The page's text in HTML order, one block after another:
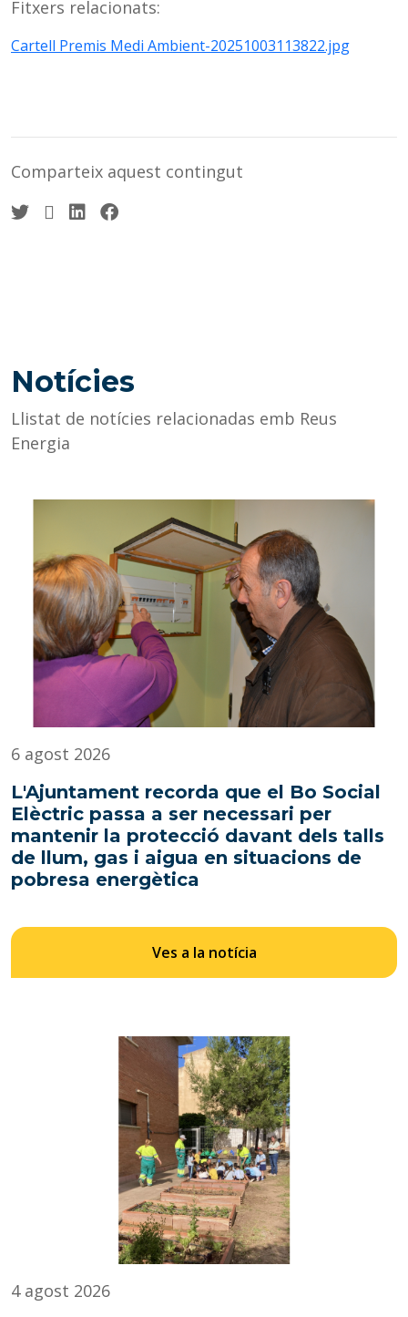
Fitxers relacionats:
Cartell Premis Medi Ambient-20251003113822.jpg
Comparteix aquest contingut
TwitterWhatsApp
LinkedinFacebook
Notícies
Llistat de notícies relacionadas emb Reus
Energia
6 agost 2026
L'Ajuntament recorda que el Bo Social
Elèctric passa a ser necessari per
mantenir la protecció davant dels talls
de llum, gas i aigua en situacions de
pobresa energètica
Ves a la notícia
4 agost 2026